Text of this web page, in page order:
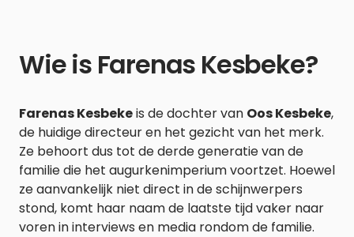
Wie is Farenas Kesbeke?
Farenas Kesbekeis de dochter van Oos Kesbeke,
de huidige directeur en het gezicht van het merk.
Ze behoort dus tot de derde generatie van de
familie die het augurkenimperium voortzet. Hoewel
ze aanvankelijk niet direct in de schijnwerpers
stond, komt haar naam de laatste tijd vaker naar
voren in interviews en media rondom de familie.